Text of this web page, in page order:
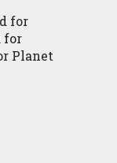
for
for
Planet